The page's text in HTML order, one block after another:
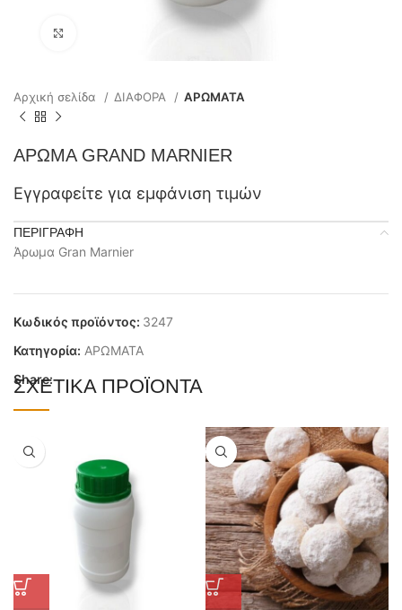
Αρχική σελίδα ΔΙΑΦΟΡΑ ΑΡΩΜΑΤΑ
ΑΡΩΜΑ GRAND MARNIER
Εγγραφείτε για εμφάνιση τιμών
ΠΕΡΙΓΡΑΦΉ
Άρωμα Gran Marnier
Κωδικός προϊόντος: 3247
Κατηγορία: ΑΡΩΜΑΤΑ
Share:
ΣΧΕΤΙΚΆ ΠΡΟΪΌΝΤΑ